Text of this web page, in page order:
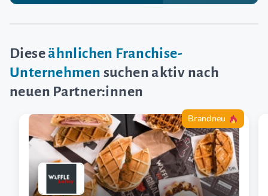
Dieseähnlichen Franchise-
Unternehmen suchen aktiv nach
neuen Partner:innen
Brandneu